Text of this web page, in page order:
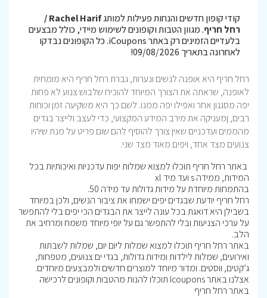
קודי קופון חדשים והנחות פעילות למותג
Rachel Harif /
רחל חריף. מגוון הטבות וקופונים לשימוש מיידי, כולל מבצעים
בלעדיים הזמינים רק באתר iCoupons. כל הקופונים נבדקו
לאחרונה בתאריך 09/08/2026!
רחל חריף היא אופנה לנשים ונערות, גברת רחל חריף היא מומחית
לאופנה, שראתה את הצורך המיוחד להוכיח שלבוש צנוע לא פחות
יפה מסגנון אחר ואפילו יפה ממנו. לשם כך היא משקיעה זמן וכוחות
רבים, ןמעניקה את מירב המידע המקצועי, כדי לעצב ולייצר בגדים
מהממים ועדכניים שאין צורך להוסיף להם שום פריט על מנת שיהיו
צנועים מצד אחד, ויפים מאוד מצד שני.
באתר רחל חריף תוכלו למצוא שמלות יפות עדכניות ואיכותיות בכל
המידות, ממידה s ועד מיד xl
בהתמחות מיוחדת על מידות גדולות עד מידה 50.
רחל חריף יודעת שבגדים יפים ישמחו את ציבור הנשים, ולכן במיוחד
בשבילן היא דואגת בכל עונה לייצר את הבגדים הכי יפים בלי להתפשר
על ערכי הצניעות ובלי להתפשר גם על יופי מיוחד משמח ומרחיב את
הלב.
באתר רחל חריף תוכלו למצוא שמלות ליום יום, שמלות לשבתות
ואירועים, שמלות לילדות ומידות גדולות, בגדי ים צנועים, מטפחות,
ג’קטים, ווסטים. ומדור מיוחד למוצרים חדשים ולמבצעים מיוחדים.
אצלנו באתר Icoupons תוכלו להנות מהטבות וקופונים לרכישה
באתר רחל חריף